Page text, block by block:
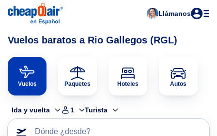
Llámanos
Vuelos baratos a Rio Gallegos (RGL)
Vuelos Paquetes Hoteles Autos
Ida y vuelta 1 Turista
Dónde ¿desde?